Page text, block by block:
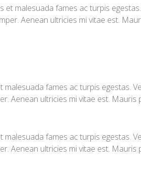
et malesuada fames ac turpis
Aenean ultricies mi vitae est.
fames ac turpis egestas.
Aenean ultricies mi vitae est. Mauris
fames ac turpis egestas.
Aenean ultricies mi vitae est. Mauris